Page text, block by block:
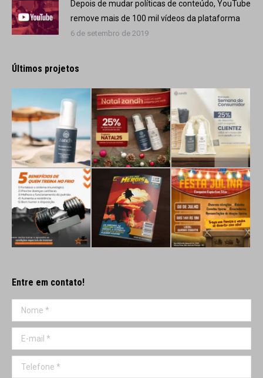
Depois de mudar políticas de conteúdo, YouTube
remove mais de 100 mil vídeos da plataforma
6 de setembro de 2019
Últimos projetos
Entre em contato!
Nome *
E-mail *
Telefone *